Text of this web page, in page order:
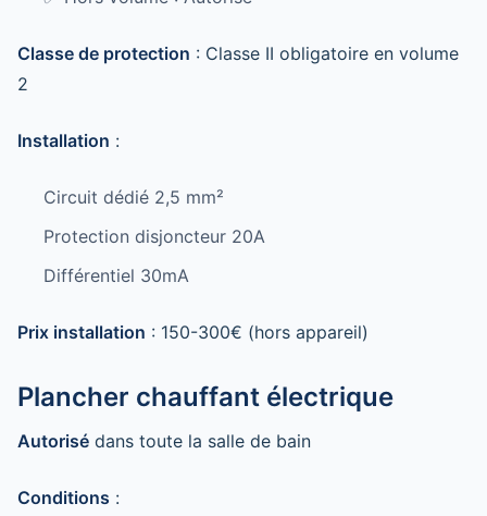
Classe de protection : Classe II obligatoire en volume
2
Installation :
Circuit dédié 2,5 mm²
Protection disjoncteur 20A
Différentiel 30mA
Prix installation : 150-300€ (hors appareil)
Plancher chauffant électrique
Autorisé dans toute la salle de bain
Conditions :